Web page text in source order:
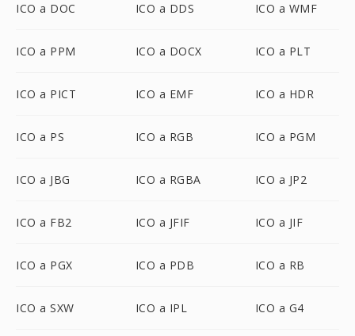
ICO a DOC ICO a DDS ICO a WMF
ICO a PPM ICO a DOCX ICO a PLT
ICO a PICT ICO a EMF ICO a HDR
ICO a PS ICO a RGB ICO a PGM
ICO a JBG ICO a RGBA ICO a JP2
ICO a FB2 ICO a JFIF ICO a JIF
ICO a PGX ICO a PDB ICO a RB
ICO a SXW ICO a IPL ICO a G4